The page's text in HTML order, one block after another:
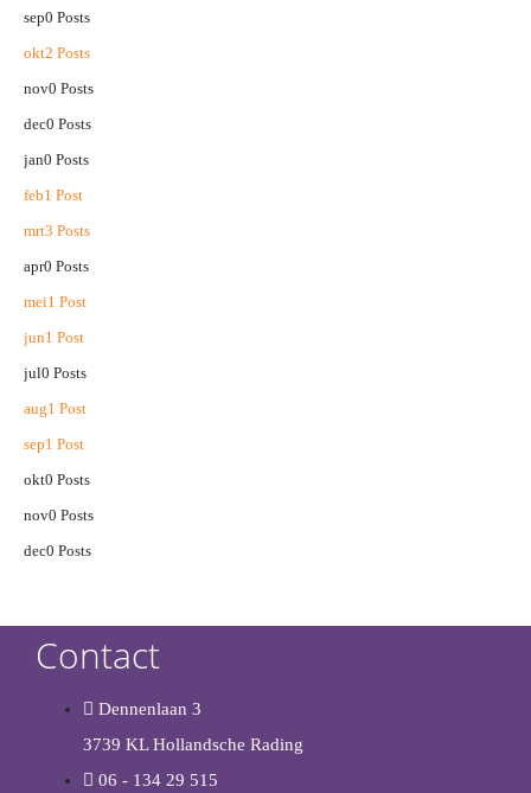
sep0 Posts
okt2 Posts
nov0 Posts
dec0 Posts
jan0 Posts
feb1 Post
mrt3 Posts
apr0 Posts
mei1 Post
jun1 Post
jul0 Posts
aug1 Post
sep1 Post
okt0 Posts
nov0 Posts
dec0 Posts
Contact
Dennenlaan 3
3739 KL Hollandsche Rading
06 - 134 29 515